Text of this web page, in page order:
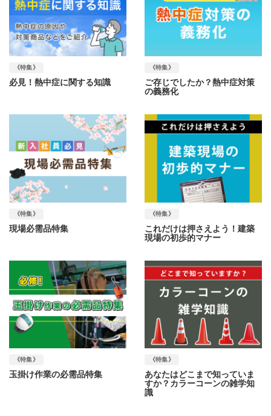
《特集》
必見！熱中症に関する知識
《特集》
ご存じでしたか？熱中症対策
の義務化
《特集》
現場必需品特集
《特集》
これだけは押さえよう！建築
現場の初歩的マナー
《特集》
玉掛け作業の必需品特集
《特集》
あなたはどこまで知っていま
すか？カラーコーンの雑学知
識